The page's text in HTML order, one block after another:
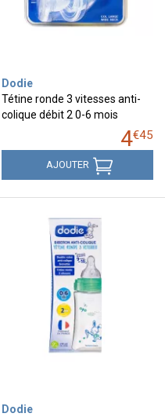
Dodie
Tétine ronde 3 vitesses anti-
colique débit 2 0-6 mois
4€45
AJOUTER
Dodie